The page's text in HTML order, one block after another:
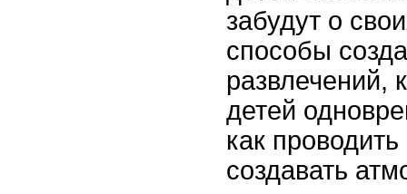
забудут о
способы
развлечений,
детей
как
создавать